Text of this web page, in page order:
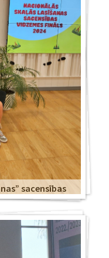
sacensības